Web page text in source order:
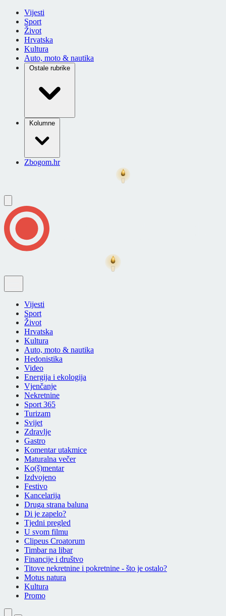
Vijesti
Sport
Život
Hrvatska
Kultura
Auto, moto & nautika
Ostale rubrike
Kolumne
Zbogom.hr
Vijesti
Sport
Život
Hrvatska
Kultura
Auto, moto & nautika
Hedonistika
Video
Energija i ekologija
Vjenčanje
Nekretnine
Sport 365
Turizam
Svijet
Zdravlje
Gastro
Komentar utakmice
Maturalna večer
Ko(š)mentar
Izdvojeno
Festivo
Kancelarija
Druga strana baluna
Di je zapelo?
Tjedni pregled
U svom filmu
Clipeus Croatorum
Timbar na libar
Financije i društvo
Titove nekretnine i pokretnine - što je ostalo?
Motus natura
Kultura
Promo